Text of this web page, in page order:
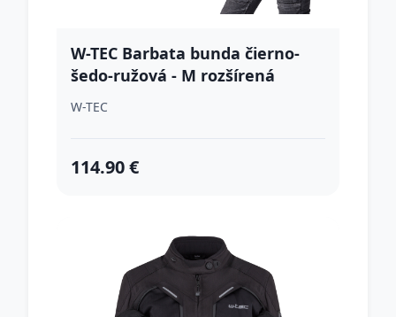
W-TEC Barbata bunda čierno-
šedo-ružová - M rozšírená
W-TEC
114.90 €